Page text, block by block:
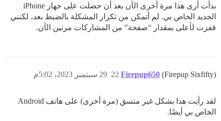
بدأت أرى هذا مرة أخرى الآن بعد أن حصلت على جهاز iPhone
الجديد الخاص بي. لم أتمكن من تكرار المشكلة بالضبط بعد، لكنني
قفزت لأعلى بمقدار “صفحة” من المشاركات مرتين الآن.
Firepup650 (Firepup Sixfifty) 29 سبتمبر 2023، 5:02م 22
لقد رأيت هذا بشكل غير متسق (مرة أخرى) على هاتف Android
الخاص بي أيضًا.